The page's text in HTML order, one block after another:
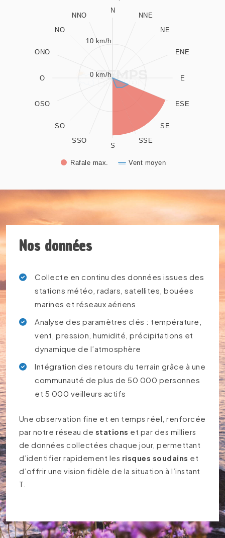
Source : Temps Breton
View as data table, Rose des vents
The chart has 1 X axis displaying values. Data ranges from
Rafale max. Vent moyen
N
NNE
NE
ENE
E
ESE
SE
SSE
S
SSO
SO
OSO
O
ONO
NO
NNO
0 km/h
10 km/h
Nos données
Collecte en continu des données issues des
stations météo, radars, satellites, bouées
marines et réseaux aériens
Analyse des paramètres clés : température,
vent, pression, humidité, précipitations et
dynamique de l’atmosphère
Intégration des retours du terrain grâce à une
communauté de plus de 50 000 personnes
et 5 000 veilleurs actifs
Une observation fine et en temps réel, renforcée
par notre réseau de stations et par des milliers
de données collectées chaque jour, permettant
d’identifier rapidement les risques soudains et
d’offrir une vision fidèle de la situation à l’instant
T.